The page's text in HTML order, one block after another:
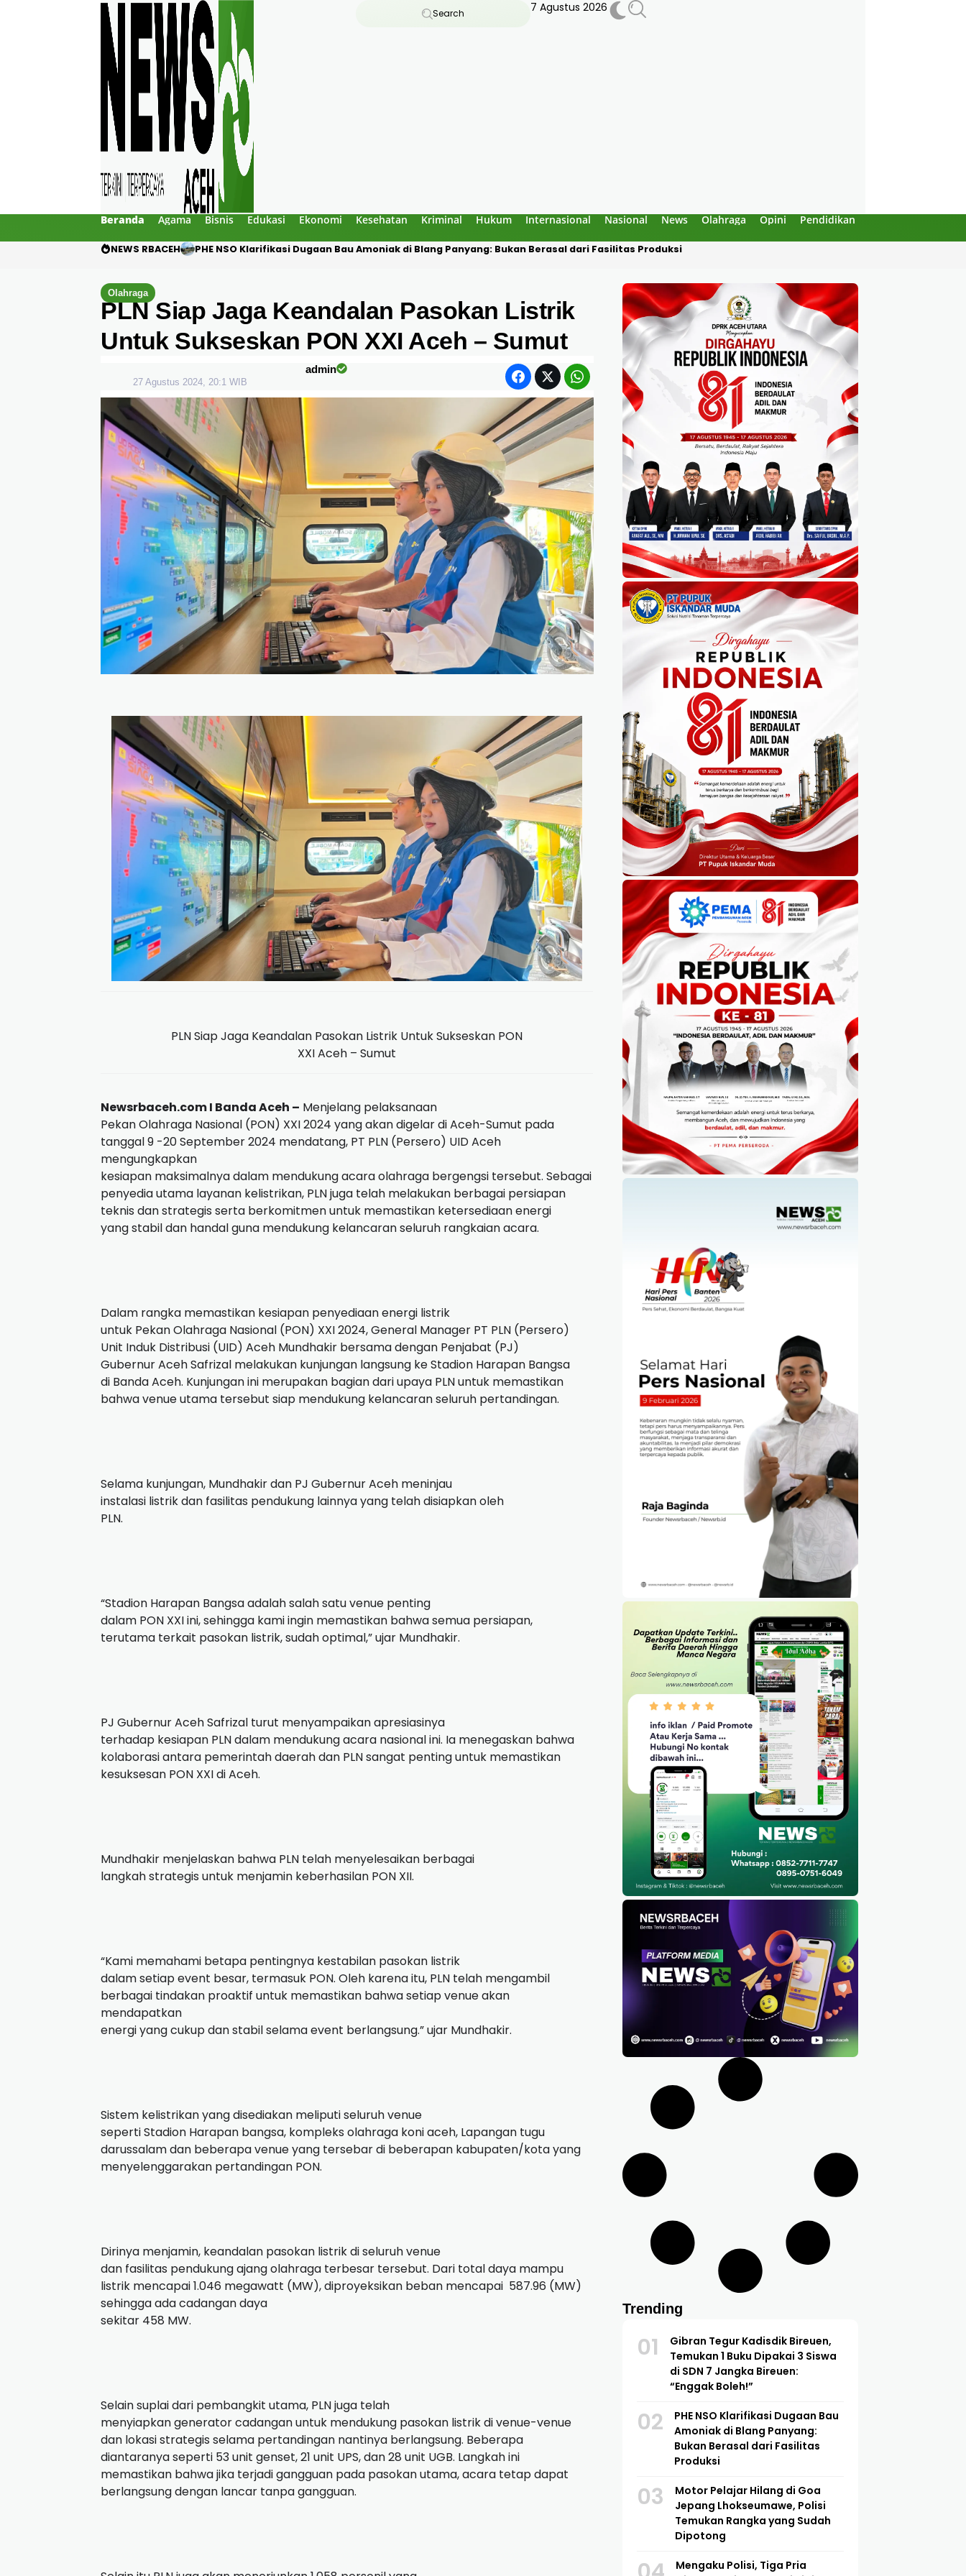
Search 7 Agustus 2026
Beranda Agama Bisnis Edukasi Ekonomi Kesehatan Kriminal Hukum Internasional Nasional News Olahraga Opini Pendidikan
NEWS RBACEH Motor Pelajar Hilang di Goa Jepang Lhokseumawe, Polisi Temukan Rangka yang Sudah Dipotong
Olahraga
PLN Siap Jaga Keandalan Pasokan Listrik
Untuk Sukseskan PON XXI Aceh – Sumut
admin
27 Agustus 2024, 20:1 WIB
PLN Siap Jaga Keandalan Pasokan Listrik Untuk Sukseskan PON
XXI Aceh – Sumut
Newsrbaceh.com I Banda Aceh – Menjelang pelaksanaan
Pekan Olahraga Nasional (PON) XXI 2024 yang akan digelar di Aceh-Sumut pada
tanggal 9 -20 September 2024 mendatang, PT PLN (Persero) UID Aceh
mengungkapkan
kesiapan maksimalnya dalam mendukung acara olahraga bergengsi tersebut. Sebagai
penyedia utama layanan kelistrikan, PLN juga telah melakukan berbagai persiapan
teknis dan strategis serta berkomitmen untuk memastikan ketersediaan energi
yang stabil dan handal guna mendukung kelancaran seluruh rangkaian acara.
Dalam rangka memastikan kesiapan penyediaan energi listrik
untuk Pekan Olahraga Nasional (PON) XXI 2024, General Manager PT PLN (Persero)
Unit Induk Distribusi (UID) Aceh Mundhakir bersama dengan Penjabat (PJ)
Gubernur Aceh Safrizal melakukan kunjungan langsung ke Stadion Harapan Bangsa
di Banda Aceh. Kunjungan ini merupakan bagian dari upaya PLN untuk memastikan
bahwa venue utama tersebut siap mendukung kelancaran seluruh pertandingan.
Selama kunjungan, Mundhakir dan PJ Gubernur Aceh meninjau
instalasi listrik dan fasilitas pendukung lainnya yang telah disiapkan oleh
PLN.
“Stadion Harapan Bangsa adalah salah satu venue penting
dalam PON XXI ini, sehingga kami ingin memastikan bahwa semua persiapan,
terutama terkait pasokan listrik, sudah optimal,” ujar Mundhakir.
PJ Gubernur Aceh Safrizal turut menyampaikan apresiasinya
terhadap kesiapan PLN dalam mendukung acara nasional ini. Ia menegaskan bahwa
kolaborasi antara pemerintah daerah dan PLN sangat penting untuk memastikan
kesuksesan PON XXI di Aceh.
Mundhakir menjelaskan bahwa PLN telah menyelesaikan berbagai
langkah strategis untuk menjamin keberhasilan PON XII.
“Kami memahami betapa pentingnya kestabilan pasokan listrik
dalam setiap event besar, termasuk PON. Oleh karena itu, PLN telah mengambil
berbagai tindakan proaktif untuk memastikan bahwa setiap venue akan
mendapatkan
energi yang cukup dan stabil selama event berlangsung.” ujar Mundhakir.
Sistem kelistrikan yang disediakan meliputi seluruh venue
seperti Stadion Harapan bangsa, kompleks olahraga koni aceh, Lapangan tugu
darussalam dan beberapa venue yang tersebar di beberapan kabupaten/kota yang
menyelenggarakan pertandingan PON.
Dirinya menjamin, keandalan pasokan listrik di seluruh venue
dan fasilitas pendukung ajang olahraga terbesar tersebut. Dari total daya mampu
listrik mencapai 1.046 megawatt (MW), diproyeksikan beban mencapai 587.96 (MW)
sehingga ada cadangan daya
sekitar 458 MW.
Selain suplai dari pembangkit utama, PLN juga telah
menyiapkan generator cadangan untuk mendukung pasokan listrik di venue-venue
dan lokasi strategis selama pertandingan nantinya berlangsung. Beberapa
diantaranya seperti 53 unit genset, 21 unit UPS, dan 28 unit UGB. Langkah ini
memastikan bahwa jika terjadi gangguan pada pasokan utama, acara tetap dapat
berlangsung dengan lancar tanpa gangguan.
Trending
01
Gibran Tegur Kadisdik Bireuen,
Temukan 1 Buku Dipakai 3 Siswa
di SDN 7 Jangka Bireuen:
“Enggak Boleh!”
02
PHE NSO Klarifikasi Dugaan Bau
Amoniak di Blang Panyang:
Bukan Berasal dari Fasilitas
Produksi
03
Motor Pelajar Hilang di Goa
Jepang Lhokseumawe, Polisi
Temukan Rangka yang Sudah
Dipotong
Mengaku Polisi, Tiga Pria